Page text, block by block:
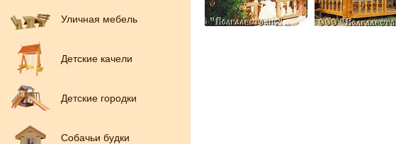
Уличная мебель
Детские качели
Детские городки
Собачьи будки